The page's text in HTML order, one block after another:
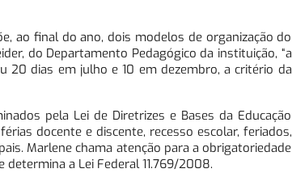
ao final do ano, dois modelos de organização do
do Departamento Pedagógico da instituição, “a
20 dias em julho e 10 em dezembro, a critério da
pela Lei de Diretrizes e Bases da Educação
docente e discente, recesso escolar, feriados,
Marlene chama atenção para a obrigatoriedade
a Lei Federal 11.769/2008.